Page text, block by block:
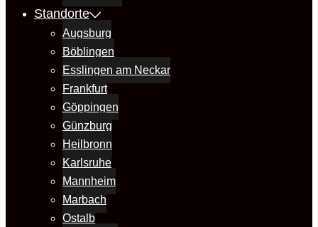
Standorte
Augsburg
Böblingen
Esslingen am Neckar
Frankfurt
Göppingen
Günzburg
Heilbronn
Karlsruhe
Mannheim
Marbach
Ostalb